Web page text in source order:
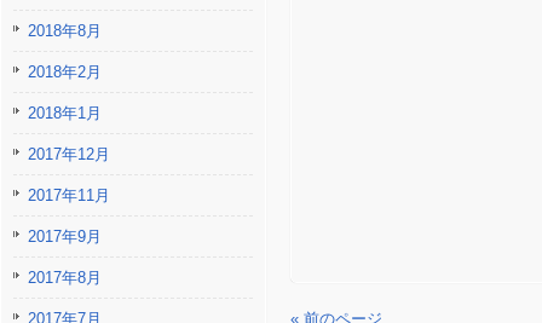
« 前のページ
2018年8月
2018年2月
2018年1月
2017年12月
2017年11月
2017年9月
2017年8月
2017年7月